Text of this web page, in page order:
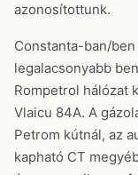
azonosítottunk.
Constanta-ban/
legalacsonyabb
Rompetrol hálózat
Vlaicu 84A. A
Petrom kútnál, az
kapható CT